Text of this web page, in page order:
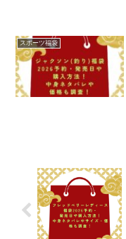
スポーツ福袋